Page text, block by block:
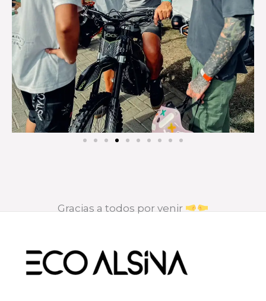
Gracias a todos por venir